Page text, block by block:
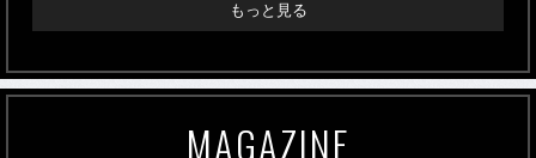
もっと見る
MAGAZINE